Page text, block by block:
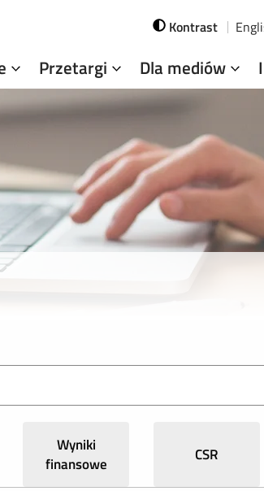
Przetargi Dla mediów
Kontrast
Wyniki
finansowe
CSR